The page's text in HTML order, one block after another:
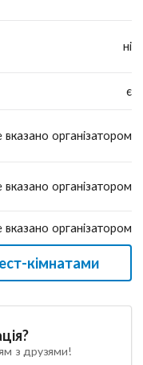
ні
є
вказано організатором
вказано організатором
вказано організатором
кімнатами
з друзями!